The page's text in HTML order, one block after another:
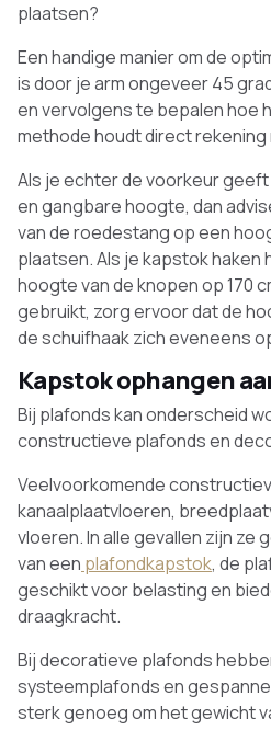
plaatsen?
Een handige manier om de
is door je arm ongeveer 45
en vervolgens te bepalen hoe
methode houdt direct
Als je echter de voorkeur
en gangbare hoogte, dan
van de roedestang op een
plaatsen. Als je kapstok haken
hoogte van de knopen op 170
gebruikt, zorg ervoor dat de
de schuifhaak zich eveneens
Kapstok ophangen
Bij plafonds kan onderscheid
constructieve plafonds en
Veelvoorkomende
kanaalplaatvloeren,
vloeren. In alle gevallen zijn ze
van een plafondkapstok, de
geschikt voor belasting en
draagkracht.
Bij decoratieve plafonds
systeemplafonds en
sterk genoeg om het gewicht